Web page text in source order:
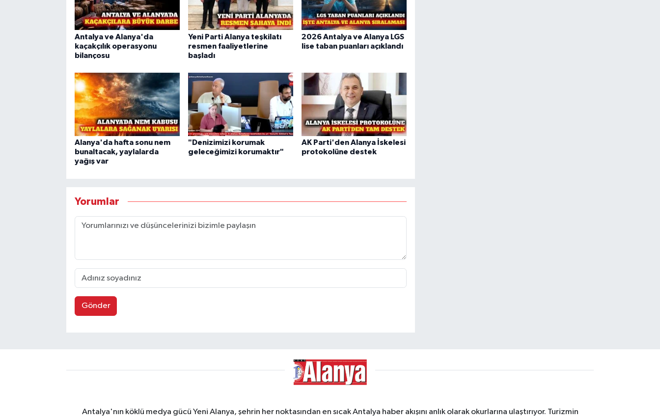
Antalya ve Alanya'da
kaçakçılık operasyonu
bilançosu
Yeni Parti Alanya teşkilatı
resmen faaliyetlerine
başladı
2026 Antalya ve Alanya LGS
lise taban puanları açıklandı
Alanya'da hafta sonu nem
bunaltacak, yaylalarda
yağış var
"Denizimizi korumak
geleceğimizi korumaktır"
AK Parti'den Alanya İskelesi
protokolüne destek
Yorumlar
Gönder
Antalya'nın köklü medya gücü Yeni Alanya, şehrin her noktasından en sıcak Antalya haber akışını anlık olarak okurlarına ulaştırıyor. Turizmin